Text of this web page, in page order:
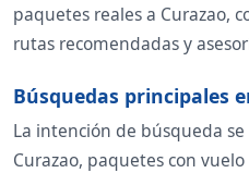
paquetes reales a Curazao,
rutas recomendadas y
Búsquedas principales
La intención de búsqueda
Curazao, paquetes con